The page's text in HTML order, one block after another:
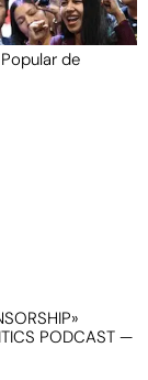
de
PODCAST —